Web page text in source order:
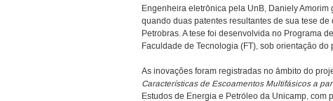
Engenheira eletrônica pela UnB, Daniely
quando duas patentes resultantes de sua tese de
Petrobras. A tese foi desenvolvida no Programa
Faculdade de Tecnologia (FT), sob orientação do
As inovações foram registradas no âmbito do
Características de Escoamentos Multifásicos a
Estudos de Energia e Petróleo da Unicamp,